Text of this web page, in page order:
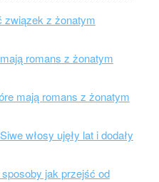
związek z żonatym
romans z żonatym
mają romans z żonatym
włosy ujęły lat i dodały
jak przejść od